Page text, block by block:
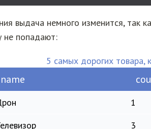
выдача немного изменится, так
не попадают:
5 самых дорогих товара,
name
1
3